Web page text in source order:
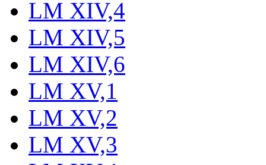
LM XIV,4
LM XIV,5
LM XIV,6
LM XV,1
LM XV,2
LM XV,3